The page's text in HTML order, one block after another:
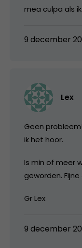
mea culpa als
9 december
Lex
Geen
ik het hoor.
Is min of meer
geworden. Fijne
Gr Lex
9 december